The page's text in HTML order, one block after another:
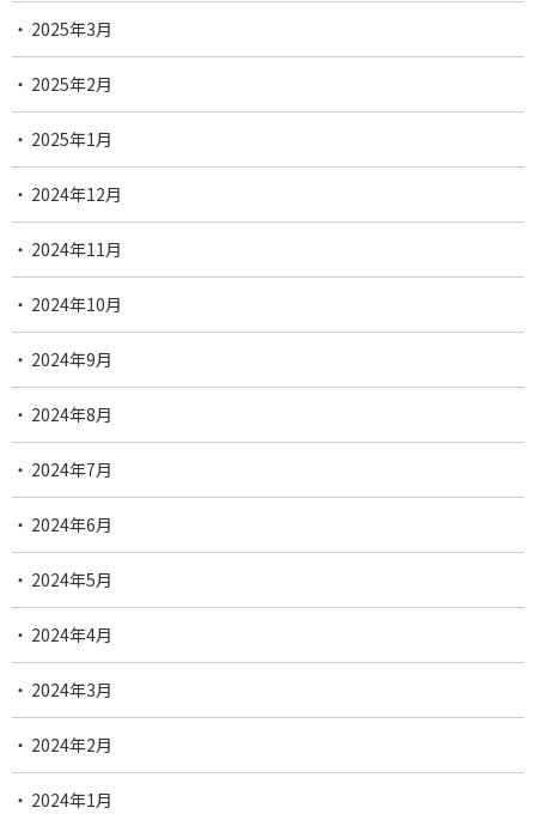
2025年3月
2025年2月
2025年1月
2024年12月
2024年11月
2024年10月
2024年9月
2024年8月
2024年7月
2024年6月
2024年5月
2024年4月
2024年3月
2024年2月
2024年1月